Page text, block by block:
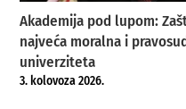
Akademija pod lupom:
najveća moralna i
univerziteta
3. kolovoza 2026.